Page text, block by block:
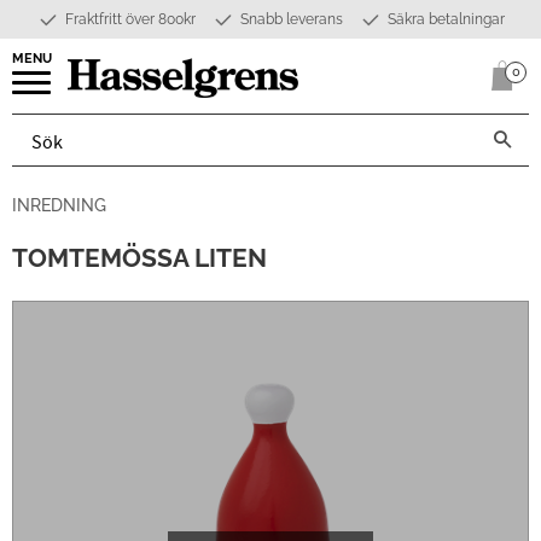
Meny
Fraktfritt över 800kr Snabb leverans Säkra betalningar
0
INREDNING
TOMTEMÖSSA LITEN